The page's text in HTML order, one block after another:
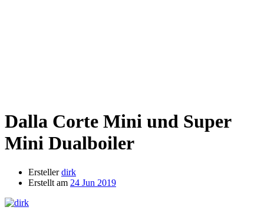
Dalla Corte Mini und Super
Mini Dualboiler
Ersteller dirk
Erstellt am 24 Jun 2019